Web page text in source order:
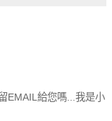
EMAIL給您嗎...我是小